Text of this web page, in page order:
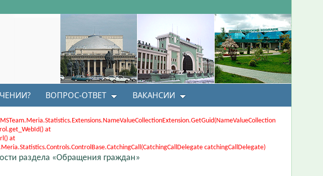
ВОПРОС-ОТВЕТ ВАКАНСИИ
at
at
catchingCallDelegate)
раздела «Обращения граждан»